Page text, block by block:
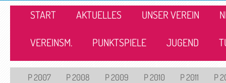
START AKTUELLES UNSER VEREIN
VEREINSM. PUNKTSPIELE JUGEND
P 2007 P 2008 P 2009 P 2010 P 2011
P